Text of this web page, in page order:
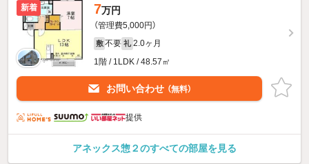
新着 7万円
（管理費5,000円）
敷 不要 礼 2.0ヶ月
1階 / 1LDK / 48.57㎡
お問い合わせ （無料）
提供
アネックス惣２のすべての部屋を見る